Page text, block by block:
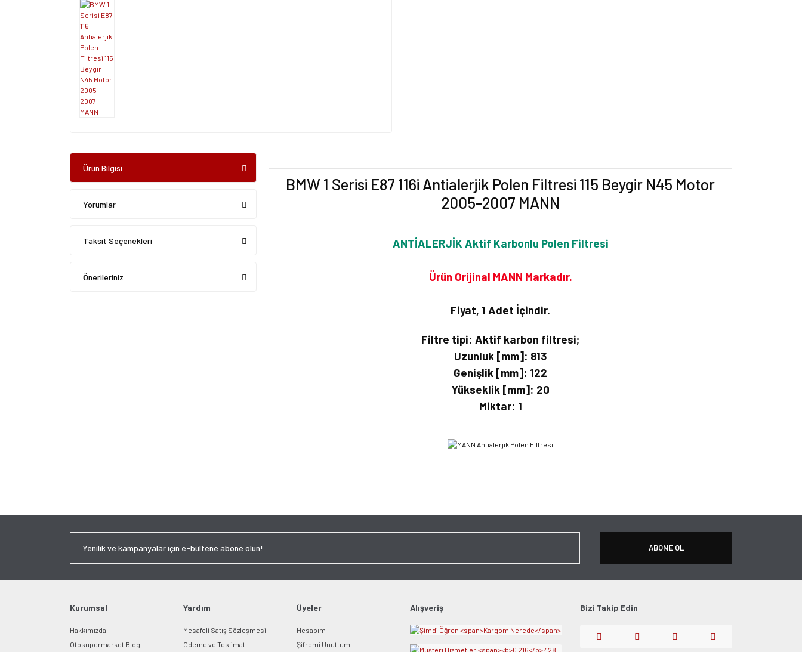
Ürün Bilgisi
Yorumlar
Taksit Seçenekleri
Önerileriniz
BMW 1 Serisi E87 116i Antialerjik Polen Filtresi 115 Beygir N45 Motor
2005-2007 MANN
ANTİALERJİK Aktif Karbonlu Polen Filtresi
Ürün Orijinal MANN Markadır.
Fiyat, 1 Adet İçindir.
Filtre tipi: Aktif karbon filtresi;
Uzunluk [mm]: 813
Genişlik [mm]: 122
Yükseklik [mm]: 20
Miktar: 1
ABONE OL
Kurumsal
Hakkımızda
Otosupermarket Blog
Yardım
Mesafeli Satış Sözleşmesi
Ödeme ve Teslimat
Üyeler
Hesabım
Şifremi Unuttum
Alışveriş Bizi Takip Edin